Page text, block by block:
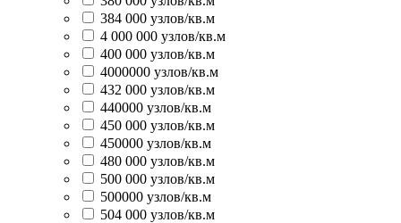
384 000 узлов/кв.м
4 000 000 узлов/кв.м
400 000 узлов/кв.м
4000000 узлов/кв.м
432 000 узлов/кв.м
440000 узлов/кв.м
450 000 узлов/кв.м
450000 узлов/кв.м
480 000 узлов/кв.м
500 000 узлов/кв.м
500000 узлов/кв.м
504 000 узлов/кв.м